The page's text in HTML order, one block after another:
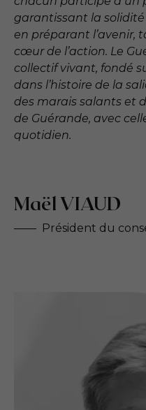
garantissant la
en préparant l’avenir,
cœur de l’action. Le
collectif vivant, fondé
dans l’histoire de la
des marais salants et
de Guérande, avec
quotidien.
Maël VIAUD
Président du